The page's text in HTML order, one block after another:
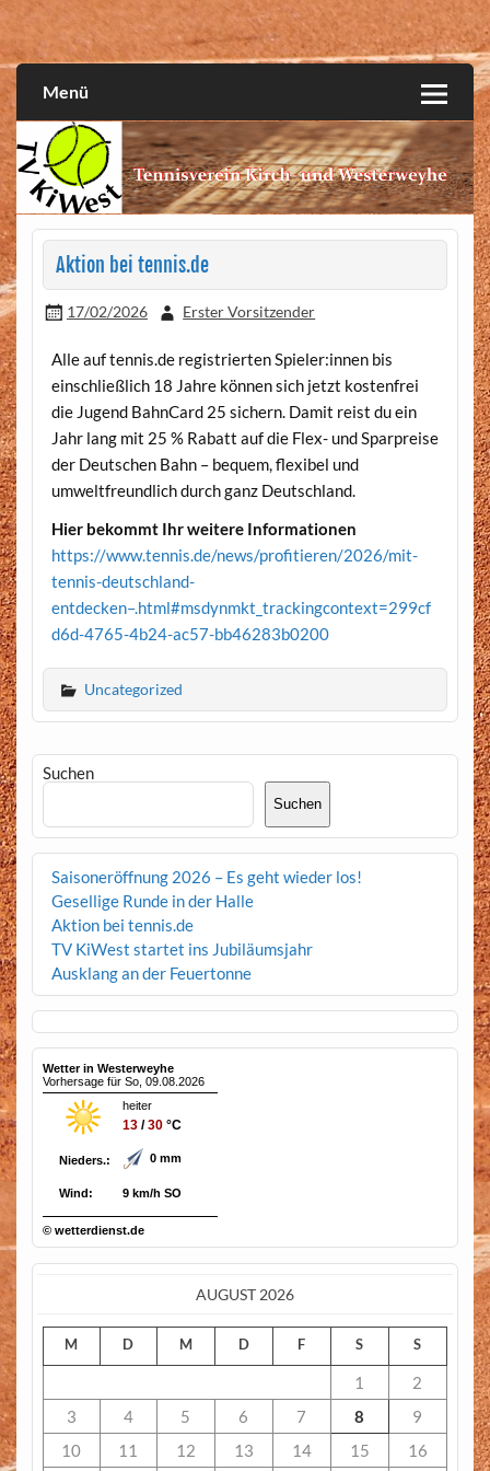
to
contentTennisverein Kirch- und
Westerweyhe e.V.
Wir spielen Tennis, ob jung oder alt.
Menü
Aktion bei tennis.de
17/02/2026 Erster Vorsitzender
Alle auf tennis.de registrierten Spieler:innen bis
einschließlich 18 Jahre können sich jetzt kostenfrei
die Jugend BahnCard 25 sichern. Damit reist du ein
Jahr lang mit 25 % Rabatt auf die Flex- und Sparpreise
der Deutschen Bahn – bequem, flexibel und
umweltfreundlich durch ganz Deutschland.
Hier bekommt Ihr weitere Informationen
https://www.tennis.de/news/profitieren/2026/mit-
tennis-deutschland-
entdecken–.html#msdynmkt_trackingcontext=299cf
d6d-4765-4b24-ac57-bb46283b0200
Uncategorized
Suchen
Suchen
Saisoneröffnung 2026 – Es geht wieder los!
Gesellige Runde in der Halle
Aktion bei tennis.de
TV KiWest startet ins Jubiläumsjahr
Ausklang an der Feuertonne
Wetter in Westerweyhe
Vorhersage für So, 09.08.2026
heiter
13/30°C
Nieders.: 0 mm
Wind: 9 km/h SO
© wetterdienst.de
AUGUST 2026
M D M D F S S
1
2
3
4 5 6 7 8
9
10
11 12 13 14 15 16